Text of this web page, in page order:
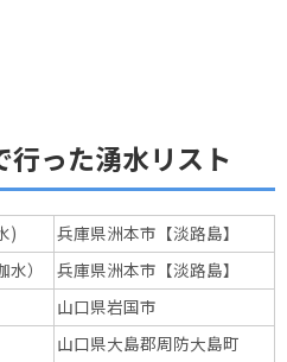
行った湧水リスト
) 兵庫県洲本市【淡路島】
） 兵庫県洲本市【淡路島】
山口県岩国市
山口県大島郡周防大島町